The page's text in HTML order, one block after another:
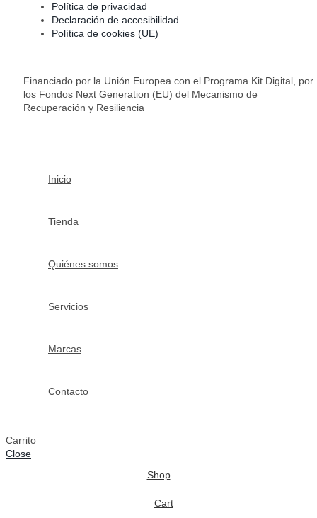
Política de privacidad
Declaración de accesibilidad
Política de cookies (UE)
Financiado por la Unión Europea con el Programa Kit Digital, por
los Fondos Next Generation (EU) del Mecanismo de
Recuperación y Resiliencia
Inicio
Tienda
Quiénes somos
Servicios
Marcas
Contacto
Carrito
Close
Shop
Cart